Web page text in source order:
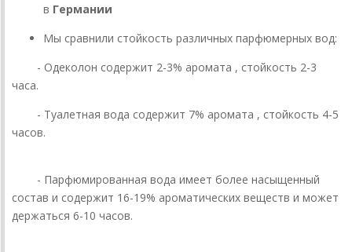
в Германии
Мы сравнили стойкость различных парфюмерных вод:
- Одеколон содержит 2-3% аромата , стойкость 2-3
часа.
- Туалетная вода содержит 7% аромата , стойкость 4-5
часов.
- Парфюмированная вода имеет более насыщенный
состав и содержит 16-19% ароматических веществ и может
держаться 6-10 часов.